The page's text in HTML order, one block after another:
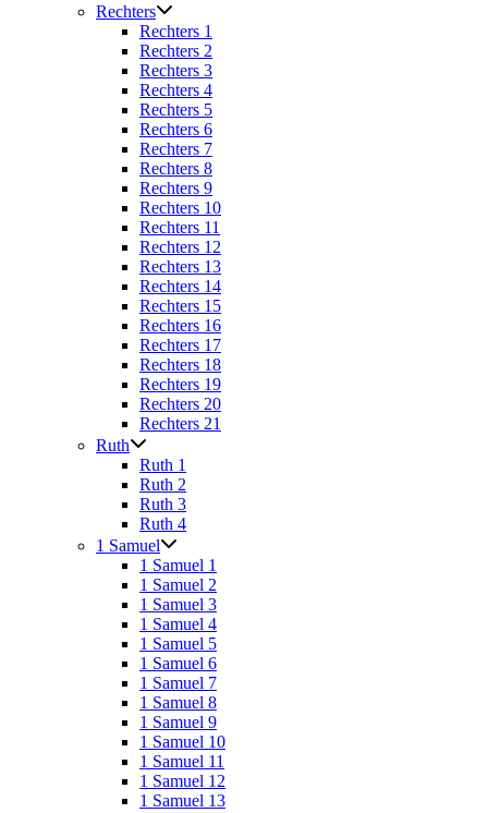
Rechters
Rechters 1
Rechters 2
Rechters 3
Rechters 4
Rechters 5
Rechters 6
Rechters 7
Rechters 8
Rechters 9
Rechters 10
Rechters 11
Rechters 12
Rechters 13
Rechters 14
Rechters 15
Rechters 16
Rechters 17
Rechters 18
Rechters 19
Rechters 20
Rechters 21
Ruth
Ruth 1
Ruth 2
Ruth 3
Ruth 4
1 Samuel
1 Samuel 1
1 Samuel 2
1 Samuel 3
1 Samuel 4
1 Samuel 5
1 Samuel 6
1 Samuel 7
1 Samuel 8
1 Samuel 9
1 Samuel 10
1 Samuel 11
1 Samuel 12
1 Samuel 13